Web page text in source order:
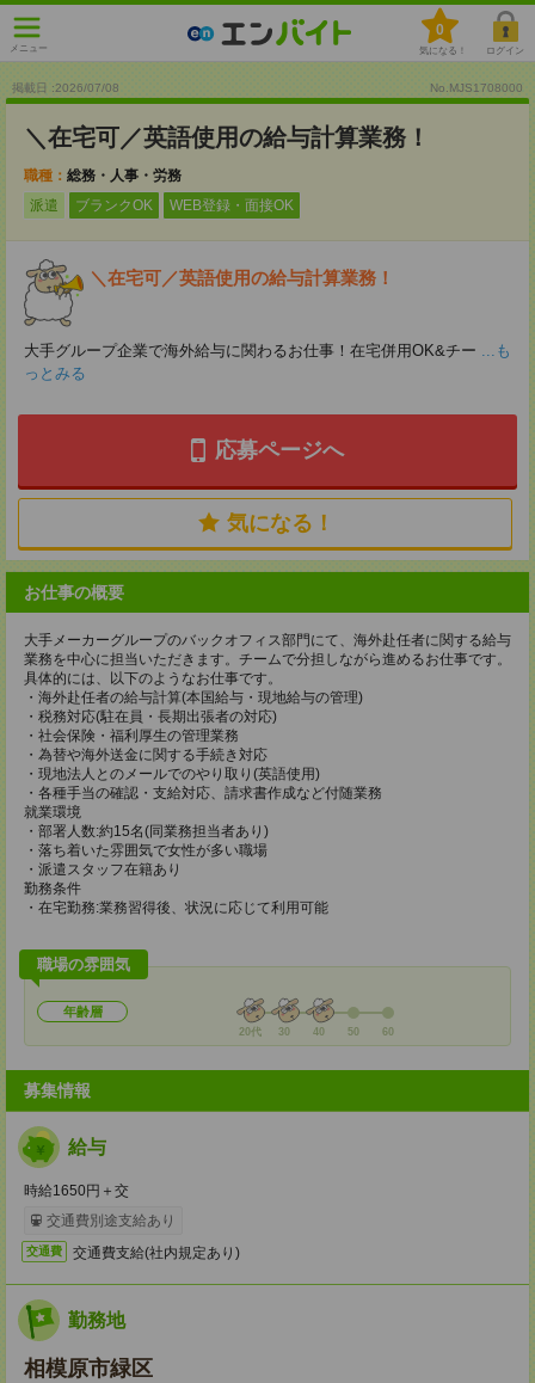
メニュー
0
気になる！ ログイン
掲載日 :2026/07/08 No.MJS1708000
＼在宅可／英語使用の給与計算業務！
職種： 総務・人事・労務
派遣
ブランクOK WEB登録・面接OK
＼在宅可／英語使用の給与計算業務！
大手グループ企業で海外給与に関わるお仕事！在宅併用OK&チー ...も
っとみる
応募ページへ
気になる！
お仕事の概要
大手メーカーグループのバックオフィス部門にて、海外赴任者に関する給与
業務を中心に担当いただきます。チームで分担しながら進めるお仕事です。
具体的には、以下のようなお仕事です。
・海外赴任者の給与計算(本国給与・現地給与の管理)
・税務対応(駐在員・長期出張者の対応)
・社会保険・福利厚生の管理業務
・為替や海外送金に関する手続き対応
・現地法人とのメールでのやり取り(英語使用)
・各種手当の確認・支給対応、請求書作成など付随業務
就業環境
・部署人数:約15名(同業務担当者あり)
・落ち着いた雰囲気で女性が多い職場
・派遣スタッフ在籍あり
勤務条件
・在宅勤務:業務習得後、状況に応じて利用可能
職場の雰囲気
年齢層
20代 30 40 50 60
募集情報
給与
時給1650円＋交
交通費別途支給あり
交通費 交通費支給(社内規定あり)
勤務地
相模原市緑区